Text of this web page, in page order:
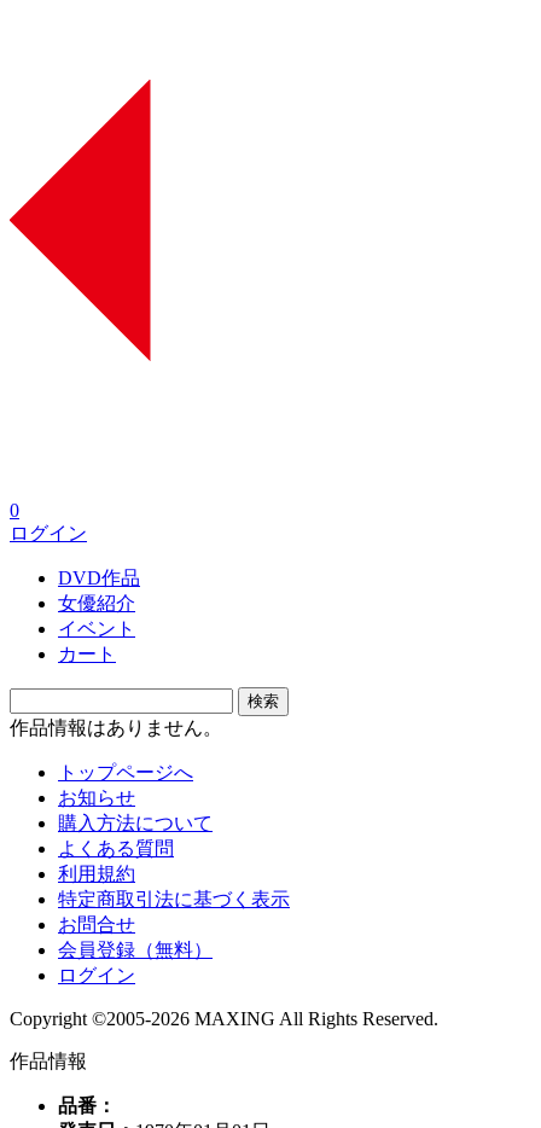
0
ログイン
DVD作品
女優紹介
イベント
カート
作品情報はありません。
トップページへ
お知らせ
購入方法について
よくある質問
利用規約
特定商取引法に基づく表示
お問合せ
会員登録（無料）
ログイン
Copyright ©2005-2026 MAXING All Rights Reserved.
作品情報
品番：